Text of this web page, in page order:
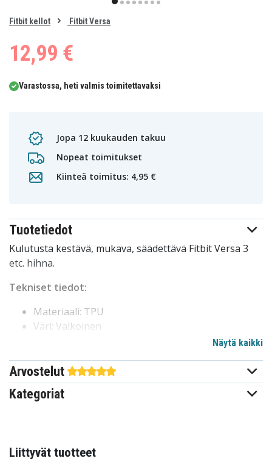
item
of
Fitbit kellot Fitbit Versa
12,99 €
Varastossa, heti valmis toimitettavaksi
Jopa 12 kuukauden takuu
Nopeat toimitukset
Kiinteä toimitus: 4,95 €
Tuotetiedot
Kulutusta kestävä, mukava, säädettävä Fitbit Versa 3
etc. hihna.
Tekniset tiedot:
Materiaali: TPU
Väri: Valkoinen
Yhteensopivuus: Fitbit Sense, Fitbit Versa 3
Tuotenro
Tuotetyyppi
Näytä kaikki
Arvostelut
Kategoriat
Liittyvät tuotteet